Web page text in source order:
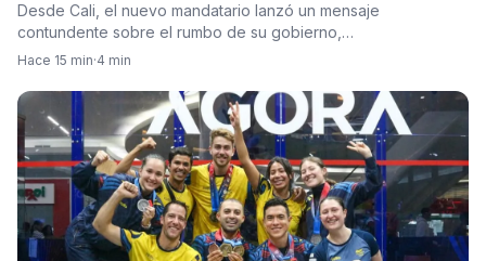
Desde Cali, el nuevo mandatario lanzó un mensaje
contundente sobre el rumbo de su gobierno,…
Hace 15 min·4 min